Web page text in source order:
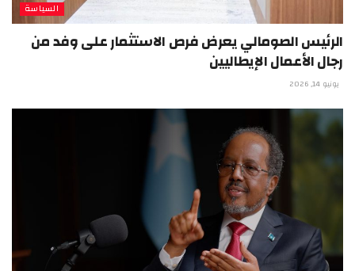
السياسة
الرئيس الصومالي يعرض فرص الاستثمار على وفد من
رجال الأعمال الإيطاليين
يونيو 14, 2026